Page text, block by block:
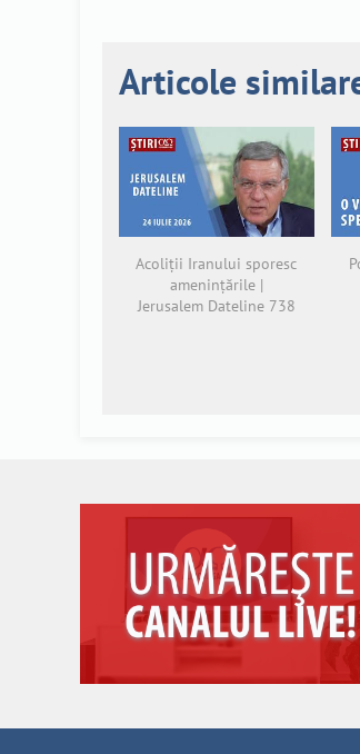
Articole
Acoliții Iranului sporesc
amenințările |
Jerusalem Dateline 738